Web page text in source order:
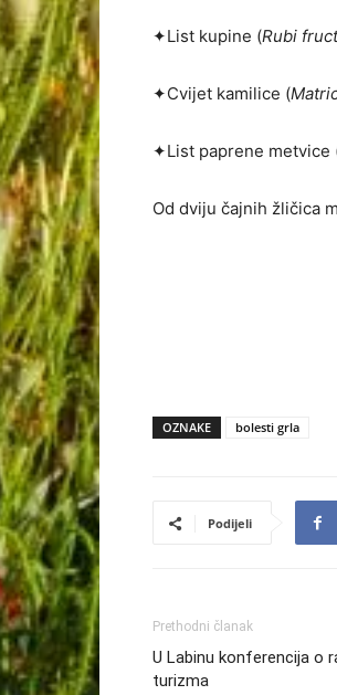
✦List kupine (Rubi
✦Cvijet kamilice (
✦List paprene metvice
Od dviju čajnih žličica
OZNAKE bolesti grla
Podijeli
Prethodni članak
U Labinu konferencija o
turizma